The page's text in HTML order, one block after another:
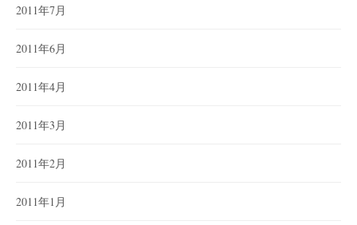
2011年7月
2011年6月
2011年4月
2011年3月
2011年2月
2011年1月